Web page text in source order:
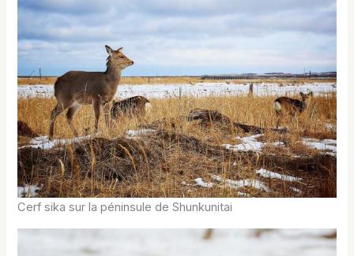
Cerf sika sur la péninsule de Shunkunitai